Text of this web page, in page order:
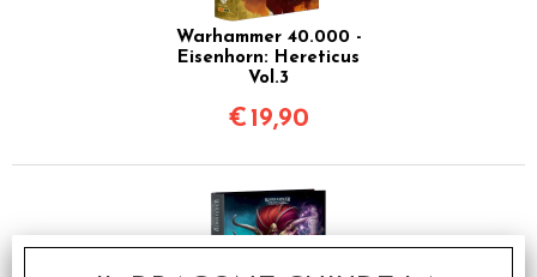
Warhammer 40.000 -
Eisenhorn: Hereticus
Vol.3
€ 19,90